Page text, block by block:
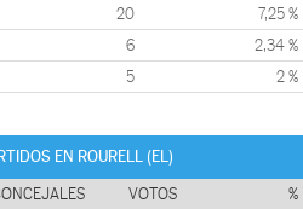
20 7,25 %
6 2,34 %
5 2 %
EN ROURELL (EL)
VOTOS %